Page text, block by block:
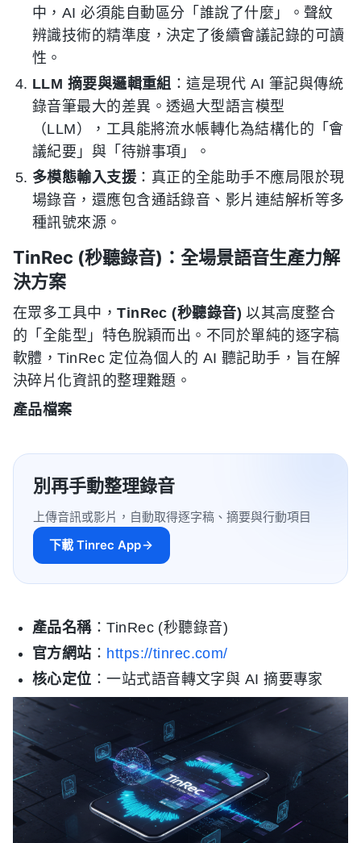
中，AI 必須能自動區分「誰說了什麼」。聲紋
辨識技術的精準度，決定了後續會議記錄的可讀
性。
LLM 摘要與邏輯重組 ：這是現代 AI 筆記與傳統
錄音筆最大的差異。透過大型語言模型
（LLM），工具能將流水帳轉化為結構化的「會
議紀要」與「待辦事項」。
多模態輸入支援 ：真正的全能助手不應局限於現
場錄音，還應包含通話錄音、影片連結解析等多
種訊號來源。
TinRec (秒聽錄音)：全場景語音生產力解
決方案
在眾多工具中，TinRec (秒聽錄音) 以其高度整合
的「全能型」特色脫穎而出。不同於單純的逐字稿
軟體，TinRec 定位為個人的 AI 聽記助手，旨在解
決碎片化資訊的整理難題。
產品檔案
別再手動整理錄音
上傳音訊或影片，自動取得逐字稿、摘要與行動項目
下載 Tinrec App
產品名稱：TinRec (秒聽錄音)
官方網站 ： https://tinrec.com/
核心定位 ：一站式語音轉文字與 AI 摘要專家